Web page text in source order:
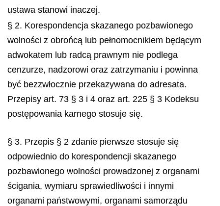
ustawa stanowi inaczej.
§ 2. Korespondencja skazanego pozbawionego
wolności z obrońcą lub pełnomocnikiem będącym
adwokatem lub radcą prawnym nie podlega
cenzurze, nadzorowi oraz zatrzymaniu i powinna
być bezzwłocznie przekazywana do adresata.
Przepisy art. 73 § 3 i 4 oraz art. 225 § 3 Kodeksu
postępowania karnego stosuje się.
§ 3. Przepis § 2 zdanie pierwsze stosuje się
odpowiednio do korespondencji skazanego
pozbawionego wolności prowadzonej z organami
ścigania, wymiaru sprawiedliwości i innymi
organami państwowymi, organami samorządu